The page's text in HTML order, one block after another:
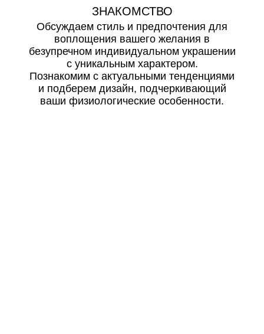
Обсуждаем стиль и предпочтения для
воплощения вашего желания в
безупречном индивидуальном украшении
с уникальным характером.
Познакомим с актуальными тенденциями
и подберем дизайн, подчеркивающий
ваши физиологические особенности.
ЗНАКОМСТВО